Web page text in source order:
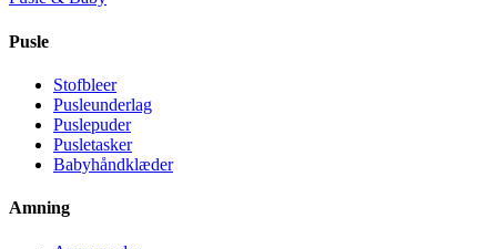
Pusle
Stofbleer
Pusleunderlag
Puslepuder
Pusletasker
Babyhåndklæder
Amning